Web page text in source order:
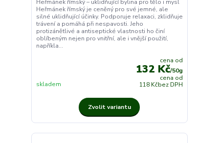
Heřmánek římský – uklidňující bylina pro tělo i mysl
Heřmánek římský je ceněný pro své jemné, ale
silné uklidňující účinky. Podporuje relaxaci, zklidňuje
trávení a pomáhá při nespavosti. Jeho
protizánětlivé a antiseptické vlastnosti ho činí
oblíbeným nejen pro vnitřní, ale i vnější použití,
napříkla...
cena od
132 Kč/50g
cena od
118 Kčbez DPH
skladem
Zvolit variantu